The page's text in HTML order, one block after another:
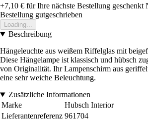
+7,10 € für Ihre nächste Bestellung geschenkt
Bestellung gutgeschrieben
Loading...
Beschreibung
Hängeleuchte aus weißem Riffelglas mit
Diese Hängelampe ist klassisch und hübsch
von Originalität. Ihr Lampenschirm aus
eine sehr weiche Beleuchtung.
Zusätzliche Informationen
Marke
Hubsch Interior
Lieferantenreferenz 961704